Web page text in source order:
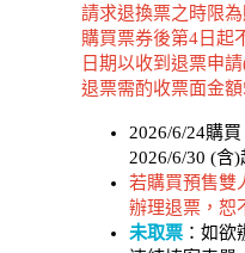
請求退換票之時限
購買票券後第4日起
日期以收到退票申
退票需酌收票面金
2026/6/24購
2026/6/30 (含
若購買預售雙
辦理退票，恕
未取票 ：如